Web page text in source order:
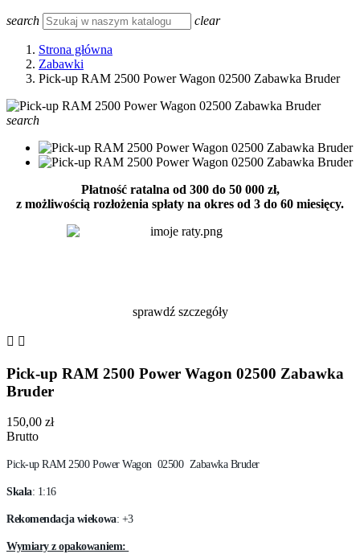
search clear
Strona główna
Zabawki
Pick-up RAM 2500 Power Wagon 02500 Zabawka Bruder
search
Płatność ratalna od 300 do 50 000 zł,
z możliwością rozłożenia spłaty na okres od 3 do 60 miesięcy.
sprawdź szczegóły
 
Pick-up RAM 2500 Power Wagon 02500 Zabawka
Bruder
150,00 zł
Brutto
Pick-up RAM 2500 Power Wagon 02500 Zabawka Bruder
Skala: 1:16
Rekomendacja wiekowa: +3
Wymiary z opakowaniem: